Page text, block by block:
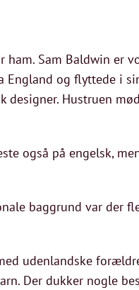
Sam Baldwin er
og flyttede i
Hustruen
også på engelsk,
baggrund var der
udenlandske
Der dukker nogle